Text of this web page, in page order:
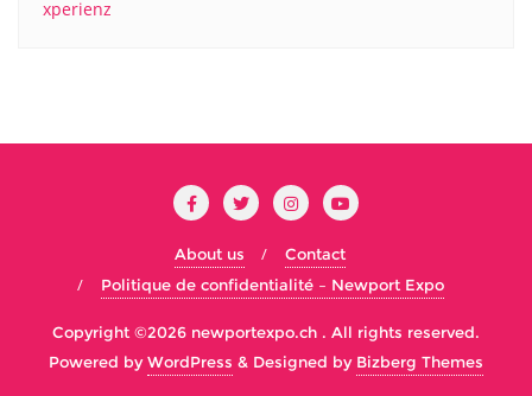
xperienz
About us
Contact
Politique de confidentialité – Newport Expo
Copyright ©2026 newportexpo.ch . All rights reserved.
Powered byWordPress & Designed by Bizberg Themes